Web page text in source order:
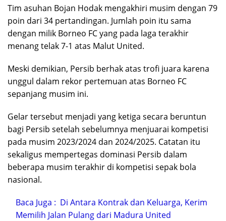
Tim asuhan Bojan Hodak mengakhiri musim dengan 79
poin dari 34 pertandingan. Jumlah poin itu sama
dengan milik Borneo FC yang pada laga terakhir
menang telak 7-1 atas Malut United.
Meski demikian, Persib berhak atas trofi juara karena
unggul dalam rekor pertemuan atas Borneo FC
sepanjang musim ini.
Gelar tersebut menjadi yang ketiga secara beruntun
bagi Persib setelah sebelumnya menjuarai kompetisi
pada musim 2023/2024 dan 2024/2025. Catatan itu
sekaligus mempertegas dominasi Persib dalam
beberapa musim terakhir di kompetisi sepak bola
nasional.
Baca Juga : Di Antara Kontrak dan Keluarga, Kerim
Memilih Jalan Pulang dari Madura United